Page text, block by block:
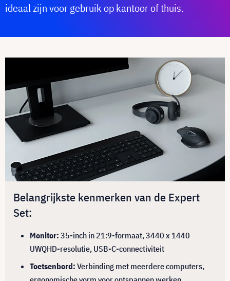
ideaal zijn voor gebruik op kantoor of thuis.
Belangrijkste kenmerken van de Expert
Set:
Monitor: 35-inch in 21:9-formaat, 3440 x 1440
UWQHD-resolutie, USB-C-connectiviteit
Toetsenbord: Verbinding met meerdere computers,